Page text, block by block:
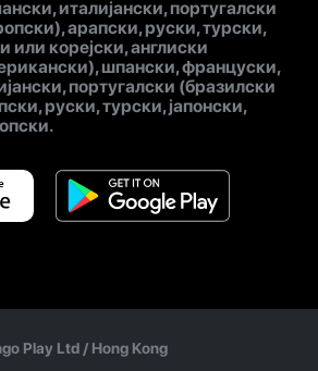
италијански, португалски
арапски, руски, турски,
или корејски, англиски
шпански, француски,
португалски (бразилски
руски, турски, јапонски,
Play Ltd / Hong Kong